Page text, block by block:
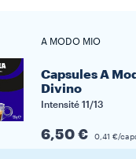
A MODO MIO
Capsules A
Divino
Intensité 11/13
6,50 € 0,41 €/